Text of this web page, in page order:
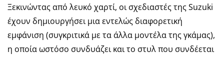
Ξεκινώντας από λευκό χαρτί, οι σχεδιαστές της Suzuki
έχουν δημιουργήσει μια εντελώς διαφορετική
εμφάνιση (συγκριτικά με τα άλλα μοντέλα της γκάμας),
η οποία ωστόσο συνδυάζει και το στυλ που συνδέεται